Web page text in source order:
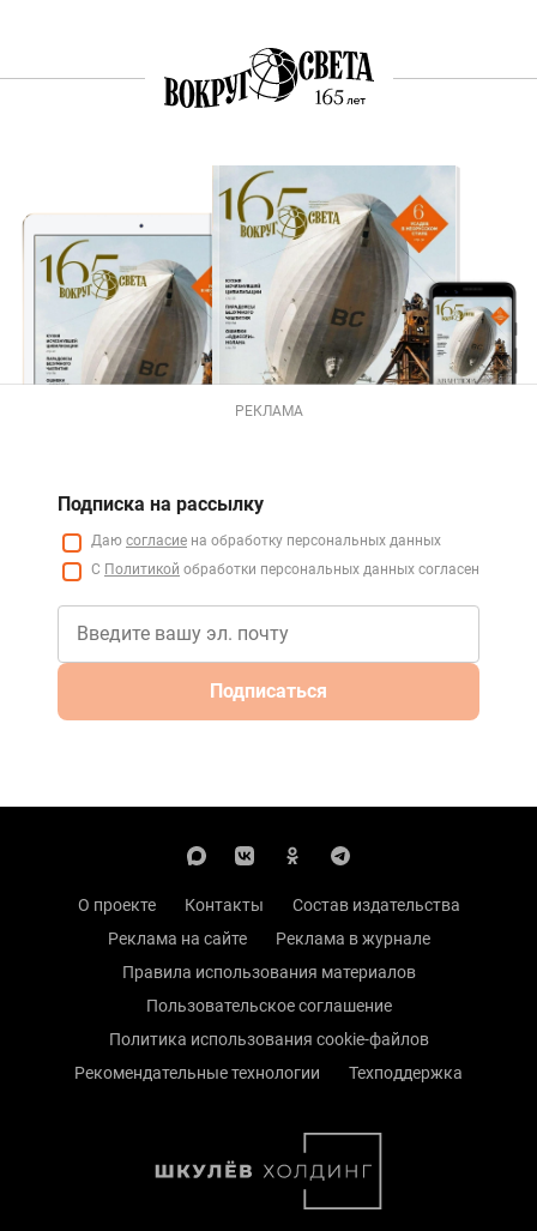
РЕКЛАМА
Подписка на рассылку
Даю согласие на обработку персональных данных
С Политикой обработки персональных данных согласен
Подписаться
О проекте Контакты
Состав издательства
Реклама на сайте
Реклама в журнале
Правила использования материалов
Пользовательское соглашение
Политика использования cookie-файлов
Рекомендательные технологии
Техподдержка